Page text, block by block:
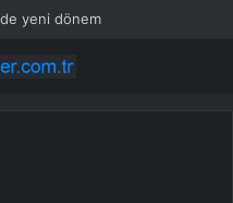
yeni dönem